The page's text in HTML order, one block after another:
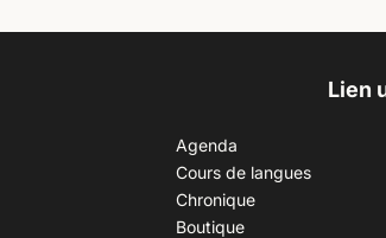
Lien
Agenda
Cours de langues
Chronique
Boutique